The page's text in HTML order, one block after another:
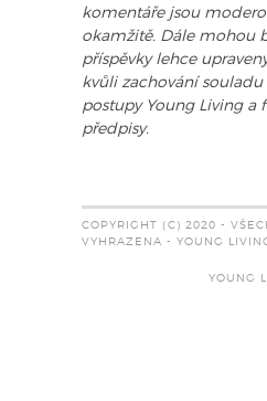
komentáře jsou
okamžitě. Dále mohou
příspěvky lehce
kvůli zachování souladu
postupy Young Living a
předpisy.
COPYRIGHT (C) 2020 -
VYHRAZENA - YOUNG
YOUNG